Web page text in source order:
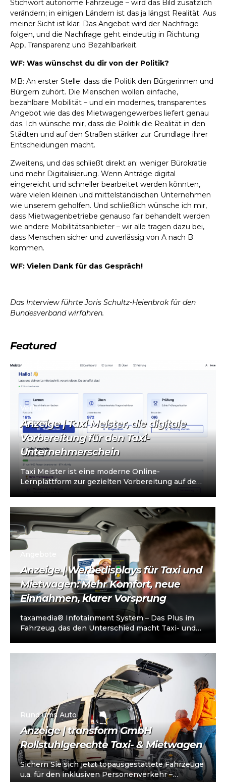
Stichwort autonome Fahrzeuge – wird das Bild zusätzlich
verändern; in einigen Ländern ist das ja längst Realität. Aus
meiner Sicht ist klar: Das Angebot wird der Nachfrage
folgen, und die Nachfrage geht eindeutig in Richtung
App, Transparenz und Bezahlbarkeit.
WF: Was wünschst du dir von der Politik?
MB: An erster Stelle: dass die Politik den Bürgerinnen und
Bürgern zuhört. Die Menschen wollen einfache,
bezahlbare Mobilität – und ein modernes, transparentes
Angebot wie das des Mietwagengewerbes liefert genau
das. Ich wünsche mir, dass die Politik die Realität in den
Städten und auf den Straßen stärker zur Grundlage ihrer
Entscheidungen macht.
Zweitens, und das schließt direkt an: weniger Bürokratie
und mehr Digitalisierung. Wenn Anträge digital
eingereicht und schneller bearbeitet werden könnten,
wäre vielen kleinen und mittelständischen Unternehmen
wie unserem geholfen. Und schließlich wünsche ich mir,
dass Mietwagenbetriebe genauso fair behandelt werden
wie andere Mobilitätsanbieter – wir alle tragen dazu bei,
dass Menschen sicher und zuverlässig von A nach B
kommen.
WF: Vielen Dank für das Gespräch!
Das Interview führte Joris Schultz-Heienbrok für den
Bundesverband wirfahren.
Featured
Verband
Anzeige | Taxi Meister, die digitale
Vorbereitung für den Taxi-
Unternehmerschein
Taxi Meister ist eine moderne Online-
Lernplattform zur gezielten Vorbereitung auf den
Anzeige | Werbedisplays für Taxi und
Mietwagen: Mehr Komfort, neue
Einnahmen, klarer Vorsprung
taxamedia® Infotainment System – Das Plus im
Fahrzeug, das den Unterschied macht Taxi- und
Rund ums Auto
Anzeige | transform GmbH
Rollstuhlgerechte Taxi- & Mietwagen
Sichern Sie sich jetzt topausgestattete Fahrzeuge
u.a. für den inklusiven Personenverkehr –